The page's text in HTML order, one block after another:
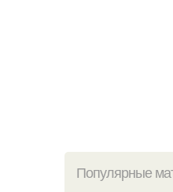
Популярные